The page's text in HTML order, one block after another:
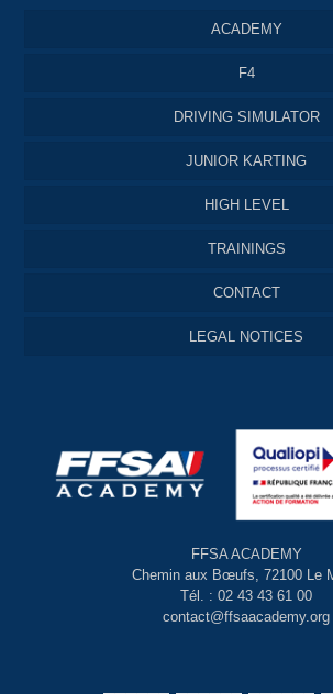
ACADEMY
F4
DRIVING SIMULATOR
JUNIOR KARTING
HIGH LEVEL
TRAININGS
CONTACT
LEGAL NOTICES
FFSA ACADEMY
Chemin aux Bœufs, 72100 Le
Tél. : 02 43 43 61 00
contact@ffsaacademy.org